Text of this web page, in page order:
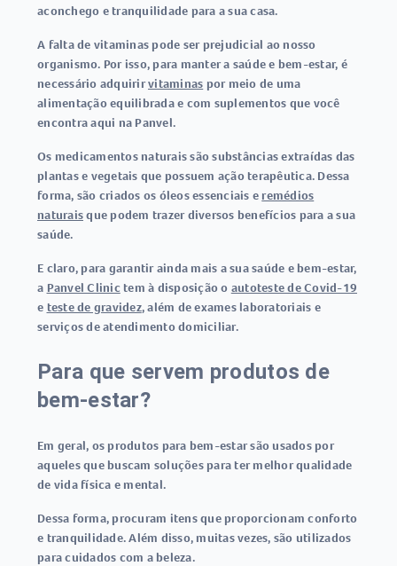
aconchego e tranquilidade para a sua casa.
A falta de vitaminas pode ser prejudicial ao nosso
organismo. Por isso, para manter a saúde e bem-estar, é
necessário adquirirvitaminas por meio de uma
alimentação equilibrada e com suplementos que você
encontra aqui na Panvel.
Os medicamentos naturais são substâncias extraídas das
plantas e vegetais que possuem ação terapêutica. Dessa
forma, são criados os óleos essenciais e remédios
naturaisque podem trazer diversos benefícios para a sua
saúde.
E claro, para garantir ainda mais a sua saúde e bem-estar,
a Panvel Clinic tem à disposição o autoteste de Covid-19
e teste de gravidez, além de exames laboratoriais e
serviços de atendimento domiciliar.
Para que servem produtos de
bem-estar?
Em geral, os produtos para bem-estarsão usados por
aqueles que buscam soluções para ter melhor qualidade
de vida física e mental.
Dessa forma, procuram itens que proporcionam conforto
e tranquilidade. Além disso, muitas vezes, são utilizados
para cuidados com a beleza.